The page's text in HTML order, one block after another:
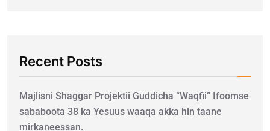
Recent Posts
Majlisni Shaggar Projektii Guddicha “Waqfii” Ifoomse
sababoota 38 ka Yesuus waaqa akka hin taane
mirkaneessan.